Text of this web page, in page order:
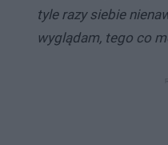
tyle razy siebie
wyglądam, tego co